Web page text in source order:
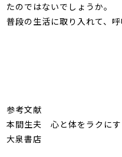
たのではないでしょうか。
普段の生活に取り入れて、
参考文献
本間生夫 心と体をラクに
大泉書店